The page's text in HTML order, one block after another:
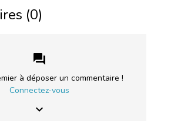
(0)
forum
à déposer un commentaire !
Connectez-vous
keyboard_arrow_down